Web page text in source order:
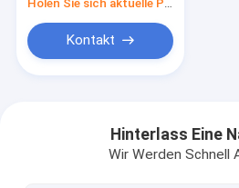
Kontakt
Hinterlass Eine
Wir Werden Schnell